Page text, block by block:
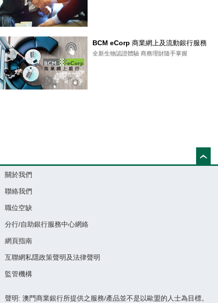
BCM eCorp 商業網上及流動銀行服務
全新生物認證體驗 商務理財隨手掌握
關於我們
聯絡我們
職位空缺
分行/自助銀行服務中心網絡
網頁指南
互聯網私隱政策聲明及法律聲明
監管機構
聲明: 澳門商業銀行所提供之服務/產品並不是以歐盟的人士為目標。